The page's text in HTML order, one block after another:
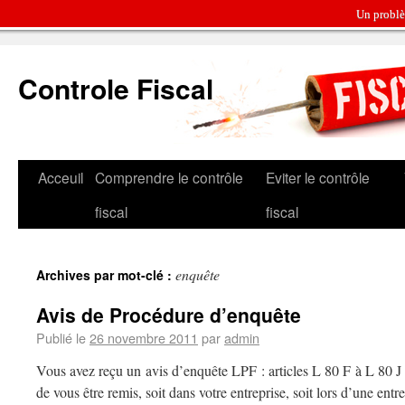
Un
Controle Fiscal
Acceuil Comprendre le contrôle
fiscal
Eviter le contrôle
fiscal
Archives par mot-clé : enquête
Avis de Procédure d’enquête
Publié le26 novembre 2011 paradmin
Vous avez reçu un avis d’enquête LPF : articles L 80 F à L 80
de vous être remis, soit dans votre entreprise, soit lors d’une